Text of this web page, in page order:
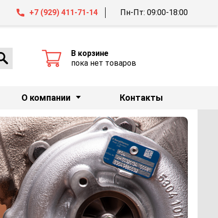
О компании Контакты
+7 (929) 411-71-14 Пн-Пт: 09:00-18:00
В корзине
пока нет товаров